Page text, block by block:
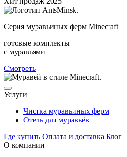
Серия муравьиных ферм Minecraft
готовые комплекты
с муравьями
Смотреть
Услуги
Чистка муравьиных ферм
Отель для муравьёв
Где купить Оплата и доставка Блог
О компании